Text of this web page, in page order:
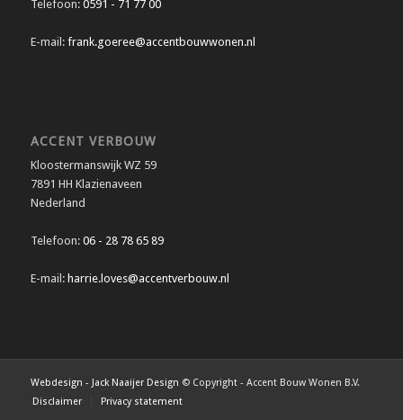
Telefoon: 0591 - 71 77 00
E-mail: frank.goeree@accentbouwwonen.nl
ACCENT VERBOUW
Kloostermanswijk WZ 59
7891 HH Klazienaveen
Nederland
Telefoon:06 - 28 78 65 89
E-mail: harrie.loves@accentverbouw.nl
Webdesign - Jack Naaijer Design © Copyright - Accent Bouw Wonen B.V.
Disclaimer
Privacy statement